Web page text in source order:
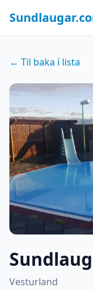
← Til baka í lista
Vesturland